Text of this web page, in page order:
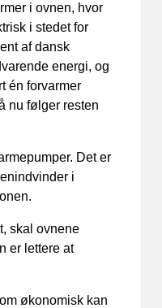
i ovnen, hvor
i stedet for
af dansk
energi, og
én forvarmer
nu følger resten
Det er
i
skal ovnene
er lettere at
økonomisk kan